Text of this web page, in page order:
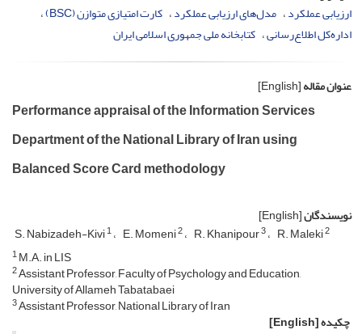
ارزیابی عملکرد مدل‌های ارزیابی عملکرد کارت امتیازی متوازن (BSC)
اداره‌‌کل اطلاع‌‌رسانی کتابخانه ملی جمهوری اسلامی ایران
عنوان مقاله[English]
Performance appraisal of the Information Services
Department of the National Library of Iran using
Balanced Score Card methodology
نویسندگان[English]
S. Nabizadeh-Kivi1 E. Momeni2 R. Khanipour3 R. Maleki2
1M.A. in LIS
2Assistant Professor, Faculty of Psychology and Education,
University of Allameh Tabatabaei
3Assistant Professor, National Library of Iran
چکیده[English]